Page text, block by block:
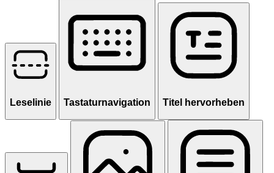
Leselinie Tastaturnavigation Titel hervorheben